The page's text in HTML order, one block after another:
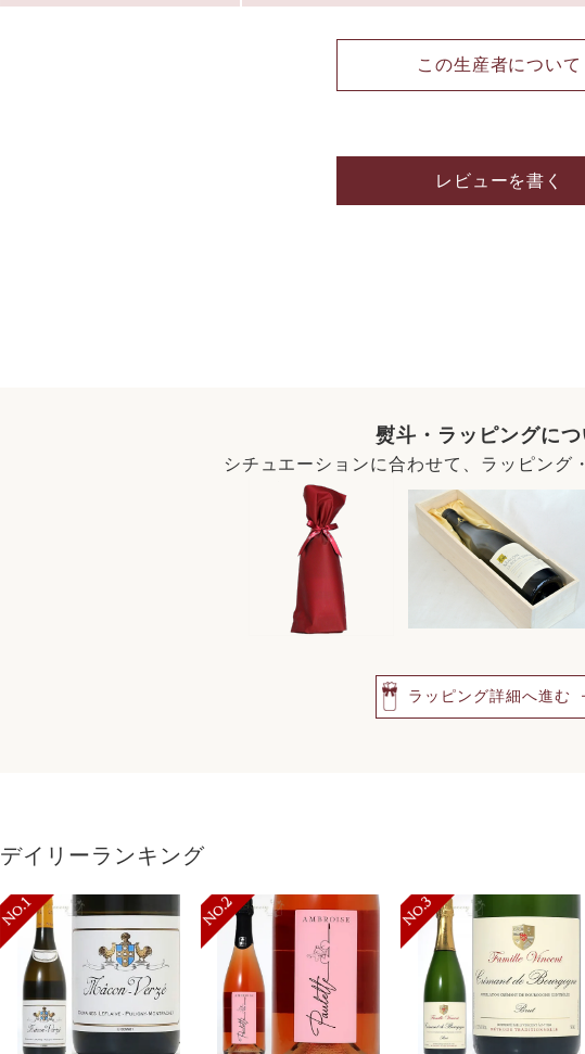
この生産者について
レビューを書く
熨斗・ラッピングに
シチュエーションに合わせて、ラッピング
ラッピング詳細へ進む
デイリーランキング